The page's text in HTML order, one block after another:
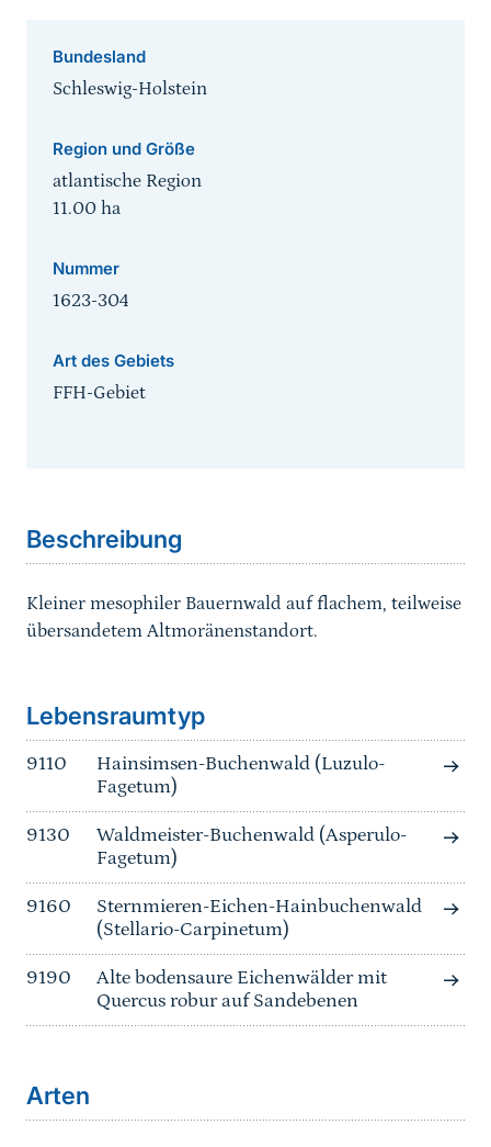
Bundesland
Schleswig-Holstein
Region und Größe
atlantische Region
11.00 ha
Nummer
1623-304
Art des Gebiets
FFH-Gebiet
Beschreibung
Kleiner mesophiler Bauernwald auf flachem, teilweise
übersandetem Altmoränenstandort.
Lebensraumtyp
9110
Hainsimsen-Buchenwald (Luzulo-
Fagetum)
9130
Waldmeister-Buchenwald (Asperulo-
Fagetum)
9160
Sternmieren-Eichen-Hainbuchenwald
(Stellario-Carpinetum)
9190
Alte bodensaure Eichenwälder mit
Quercus robur auf Sandebenen
Arten